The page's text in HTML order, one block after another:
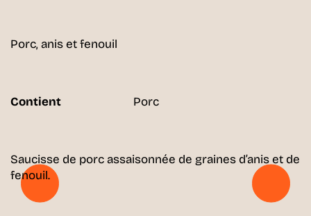
Porc, anis et fenouil
Contient Porc
Saucisse de porc assaisonnée de graines d’anis et de
fenouil.